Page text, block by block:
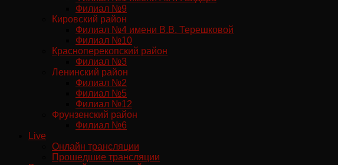
Филиал №9
Кировский район
Филиал №4 имени В.В. Терешковой
Филиал №10
Красноперекопский район
Филиал №3
Ленинский район
Филиал №2
Филиал №5
Филиал №12
Фрунзенский район
Филиал №6
Live
Онлайн трансляции
Прошедшие трансляции